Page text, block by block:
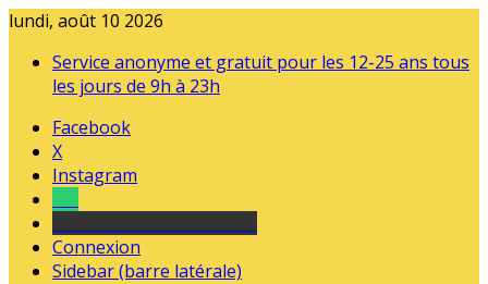
lundi, août 10 2026
Service anonyme et gratuit pour les 12-25 ans tous
les jours de 9h à 23h
Facebook
X
Instagram
Connexion
Sidebar (barre latérale)